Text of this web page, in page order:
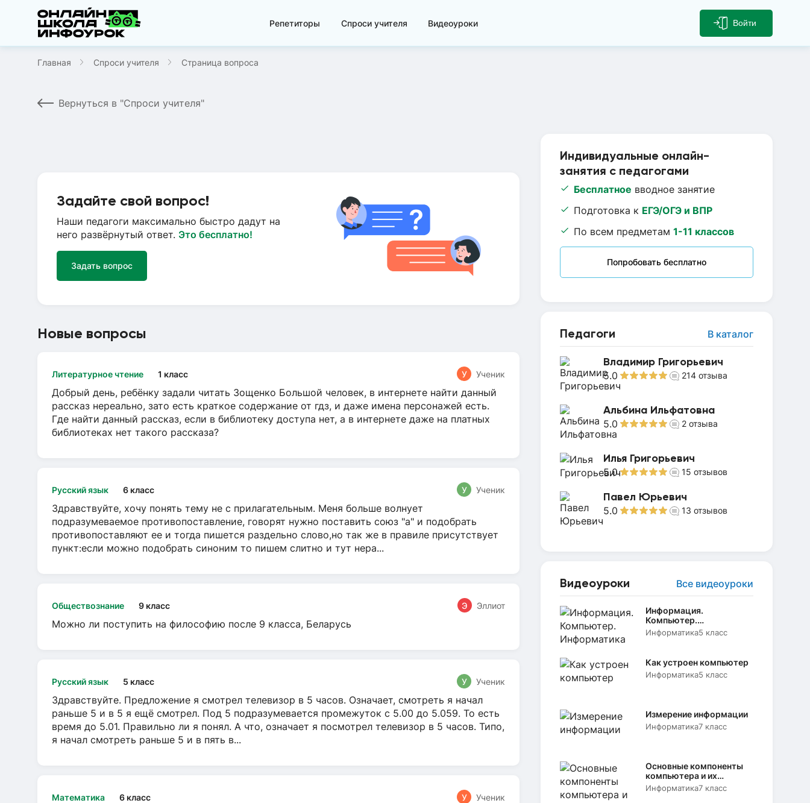
Репетиторы Спроси учителя Видеоуроки Войти
Главная Спроси учителя Страница вопроса
Вернуться в "Спроси учителя"
Индивидуальные онлайн-
занятия с педагогами
Бесплатное вводное занятие
Подготовка к ЕГЭ/ОГЭ и ВПР
По всем предметам 1-11 классов
Попробовать бесплатно
Педагоги В каталог
Владимир Григорьевич
5.0 214 отзыва
Альбина Ильфатовна
5.0 2 отзыва
Илья Григорьевич
5.0 15 отзывов
Павел Юрьевич
5.0 13 отзывов
Видеоуроки Все видеоуроки
Информация.
Компьютер.
Информатика
Информатика5 класс
Как устроен компьютер
Информатика5 класс
Измерение информации
Информатика7 класс
Основные компоненты
компьютера и их
функции
Информатика7 класс
Задайте свой вопрос!
Наши педагоги максимально быстро дадут на
него развёрнутый ответ. Это бесплатно!
Задать вопрос
Новые вопросы
Литературное чтение 1 класс У Ученик
Добрый день, ребёнку задали читать Зощенко Большой человек, в интернете найти данный
рассказ нереально, зато есть краткое содержание от гдз, и даже имена персонажей есть.
Где найти данный рассказ, если в библиотеку доступа нет, а в интернете даже на платных
библиотеках нет такого рассказа?
Русский язык 6 класс У Ученик
Здравствуйте, хочу понять тему не с прилагательным. Меня больше волнует
подразумеваемое противопоставление, говорят нужно поставить союз "а" и подобрать
противопоставляют ее и тогда пишется раздельно слово,но так же в правиле присутствует
пункт:если можно подобрать синоним то пишем слитно и тут нера...
Обществознание 9 класс Э Эллиот
Можно ли поступить на философию после 9 класса, Беларусь
Русский язык 5 класс У Ученик
Здравствуйте. Предложение я смотрел телевизор в 5 часов. Означает, смотреть я начал
раньше 5 и в 5 я ещё смотрел. Под 5 подразумевается промежуток с 5.00 до 5.059. То есть
время до 5.01. Правильно ли я понял. А что, означает я посмотрел телевизор в 5 часов. Типо,
я начал смотреть раньше 5 и в пять в...
Математика 6 класс У Ученик